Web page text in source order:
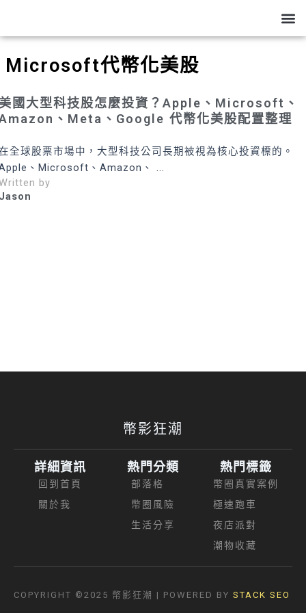
主
要
內Microsoft代幣化美股
國大型科技股怎麼投資？Apple、Microsoft、
、Meta、Google 代幣化美股配置整理
全球股票市場中，大型科技公司長期被視為核心投資標的。
、Microsoft、Amazon、 ...
by
幣影狂潮
詳細資訊
回到首頁
關於我
熱門分類
部落格
幣圈風險
生活分享
熱門標籤
幣圈真實案例
極速跑車
夜店派對
潮物收藏
COPYRIGHT ©2025 幣影狂潮 | POWERED BY STACK SEO